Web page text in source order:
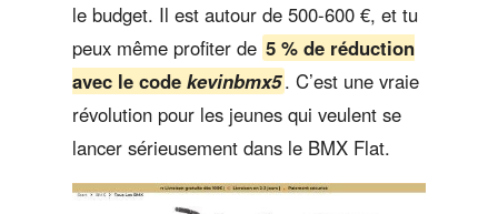
le budget. Il est autour de 500-600 €, et tu
peux même profiter de 5 % de réduction
avec le code kevinbmx5. C’est une vraie
révolution pour les jeunes qui veulent se
lancer sérieusement dans le BMX Flat.